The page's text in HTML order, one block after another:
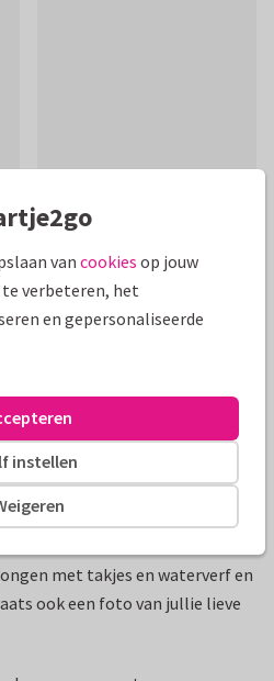
met takjes en waterverf en
ook een foto van jullie lieve
van cookies op jouw
verbeteren, het
en gepersonaliseerde
instellen